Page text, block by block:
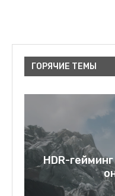
ГОРЯЧИЕ ТЕМЫ
Rage bait: